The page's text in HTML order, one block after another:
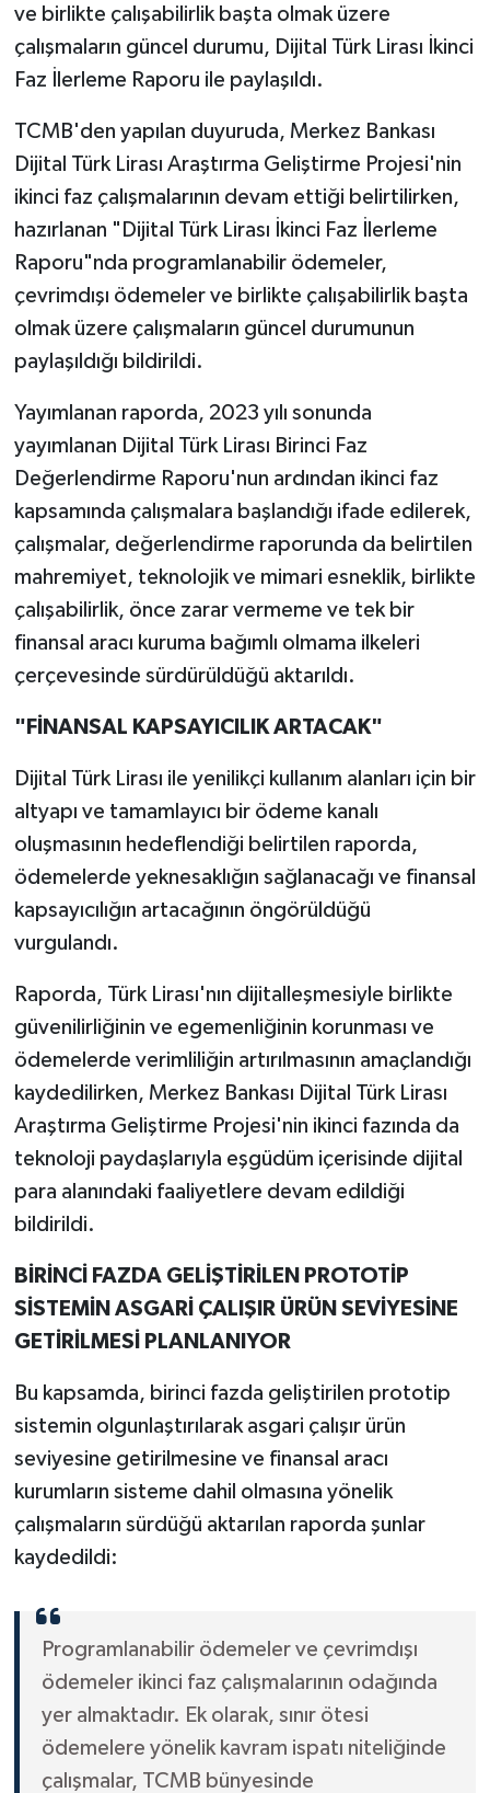
ve birlikte çalışabilirlik başta olmak üzere
çalışmaların güncel durumu, Dijital Türk Lirası İkinci
Faz İlerleme Raporu ile paylaşıldı.
TCMB'den yapılan duyuruda, Merkez Bankası
Dijital Türk Lirası Araştırma Geliştirme Projesi'nin
ikinci faz çalışmalarının devam ettiği belirtilirken,
hazırlanan "Dijital Türk Lirası İkinci Faz İlerleme
Raporu"nda programlanabilir ödemeler,
çevrimdışı ödemeler ve birlikte çalışabilirlik başta
olmak üzere çalışmaların güncel durumunun
paylaşıldığı bildirildi.
Yayımlanan raporda, 2023 yılı sonunda
yayımlanan Dijital Türk Lirası Birinci Faz
Değerlendirme Raporu'nun ardından ikinci faz
kapsamında çalışmalara başlandığı ifade edilerek,
çalışmalar, değerlendirme raporunda da belirtilen
mahremiyet, teknolojik ve mimari esneklik, birlikte
çalışabilirlik, önce zarar vermeme ve tek bir
finansal aracı kuruma bağımlı olmama ilkeleri
çerçevesinde sürdürüldüğü aktarıldı.
"FİNANSAL KAPSAYICILIK ARTACAK"
Dijital Türk Lirası ile yenilikçi kullanım alanları için bir
altyapı ve tamamlayıcı bir ödeme kanalı
oluşmasının hedeflendiği belirtilen raporda,
ödemelerde yeknesaklığın sağlanacağı ve finansal
kapsayıcılığın artacağının öngörüldüğü
vurgulandı.
Raporda, Türk Lirası'nın dijitalleşmesiyle birlikte
güvenilirliğinin ve egemenliğinin korunması ve
ödemelerde verimliliğin artırılmasının amaçlandığı
kaydedilirken, Merkez Bankası Dijital Türk Lirası
Araştırma Geliştirme Projesi'nin ikinci fazında da
teknoloji paydaşlarıyla eşgüdüm içerisinde dijital
para alanındaki faaliyetlere devam edildiği
bildirildi.
BİRİNCİ FAZDA GELİŞTİRİLEN PROTOTİP
SİSTEMİN ASGARİ ÇALIŞIR ÜRÜN SEVİYESİNE
GETİRİLMESİ PLANLANIYOR
Bu kapsamda, birinci fazda geliştirilen prototip
sistemin olgunlaştırılarak asgari çalışır ürün
seviyesine getirilmesine ve finansal aracı
kurumların sisteme dahil olmasına yönelik
çalışmaların sürdüğü aktarılan raporda şunlar
kaydedildi:
Programlanabilir ödemeler ve çevrimdışı
ödemeler ikinci faz çalışmalarının odağında
yer almaktadır. Ek olarak, sınır ötesi
ödemelere yönelik kavram ispatı niteliğinde
çalışmalar, TCMB bünyesinde